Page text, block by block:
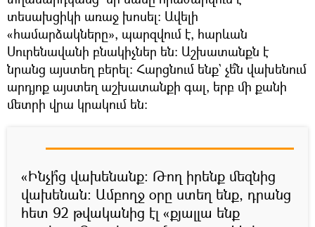
տեսախցիկի առաջ խոսել։ Ավելի
«համարձակները», պարզվում է, հարևան
Սուրենավանի բնակիչներ են։ Աշխատանքն է
նրանց այստեղ բերել։ Հարցնում ենք` չե՞ն վախենում
արդյոք այստեղ աշխատանքի գալ, երբ մի քանի
մետրի վրա կրակում են։
«Ինչի՞ց վախենանք։ Թող իրենք մեզնից
վախենան։ Ամբողջ օրը ստեղ ենք, դրանց
հետ 92 թվականից էլ «քյալլա ենք